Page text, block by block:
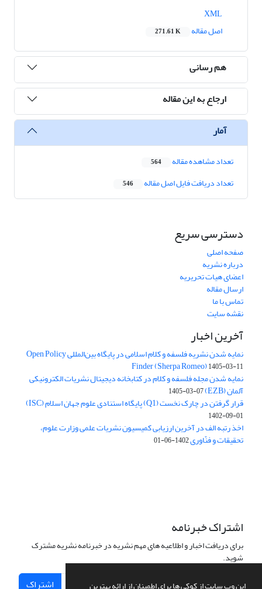
این وب سایت از کوکی ها برای اطمینان از ارائه بهترین
اصل مقاله
271.61 K
هم رسانی
ارجاع به این مقاله
آمار
تعداد مشاهده مقاله 564
تعداد دریافت فایل اصل مقاله 546
دسترسی سریع
صفحه اصلی
درباره نشریه
اعضای هیات تحریریه
ارسال مقاله
تماس با ما
نقشه سایت
آخرین اخبار
نمایه شدن نشریه فلسفه و کلام اسلامی در پایگاه بین‌المللی Open Policy
Finder (Sherpa Romeo)1405-03-11
نمایه شدن مجله فلسفه و کلام در کتابخانه دیجیتال نشریات الکترونیکی
آلمان (EZB) 1405-03-07
قرار گرفتن در چارک نخست (Q1) پایگاه استنادی علوم جهان اسلام (ISC)
1402-09-01
اخذ رتبه الف در آخرین ارزیابی کمیسیون نشریات علمی وزارت علوم،
تحقیقات و فنّاوری1402-06-01
اشتراک خبرنامه
برای دریافت اخبار و اطلاعیه های مهم نشریه در خبرنامه نشریه مشترک
شوید.
اشتراک